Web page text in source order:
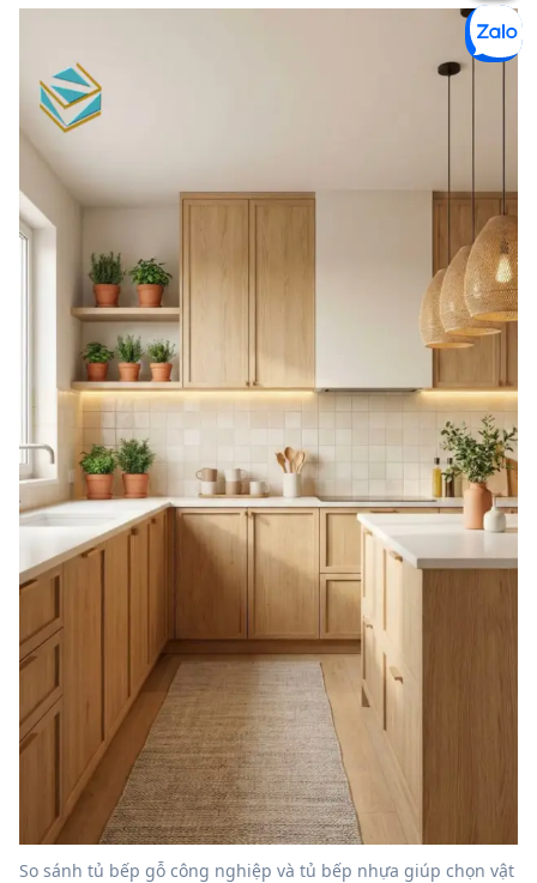
So sánh tủ bếp gỗ công nghiệp và tủ bếp nhựa giúp chọn vật
Dịch vụ quan tâm *
Chi tiết dự án *
Gửi yêu cầu